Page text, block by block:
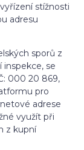
stížnosti
adresu
sporů z
inspekce, se
000 20 869,
pro
adrese
využít při
z kupní